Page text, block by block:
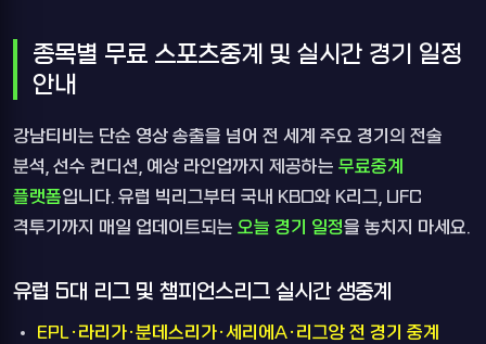
종목별 무료 스포츠중계 및 실시간 경기 일정
안내
강남티비는 단순 영상 송출을 넘어 전 세계 주요 경기의 전술
분석, 선수 컨디션, 예상 라인업까지 제공하는 무료중계
플랫폼입니다. 유럽 빅리그부터 국내 KBO와 K리그, UFC
격투기까지 매일 업데이트되는 오늘 경기 일정을 놓치지 마세요.
유럽 5대 리그 및 챔피언스리그 실시간 생중계
EPL·라리가·분데스리가·세리에A·리그앙 전 경기 중계